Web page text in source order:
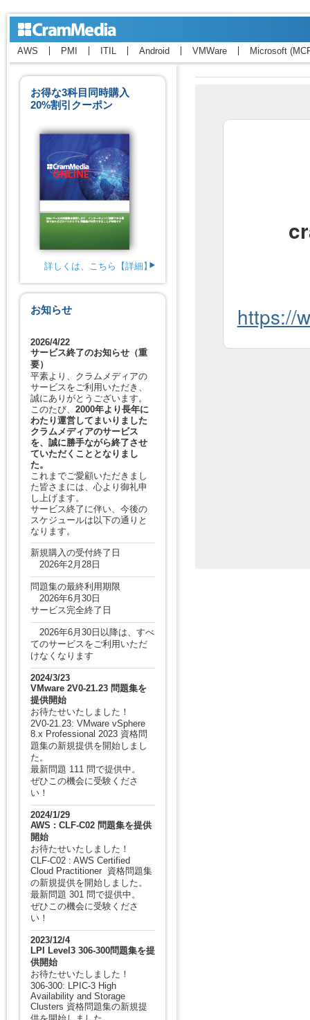
AWS PMI ITIL Android VMWare Microsoft
お得な3科目同時購入
20%割引クーポン
詳しくは、こちら【詳細】
お知らせ
2026/4/22
サービス終了のお知らせ（重
要）
平素より、クラムメディアの
サービスをご利用いただき、
誠にありがとうございます。
このたび、 2000年より長年に
わたり運営してまいりました
クラムメディアのサービス
を、誠に勝手ながら終了させ
ていただくこととなりまし
た。
これまでご愛顧いただきまし
た皆さまには、心より御礼申
し上げます。
サービス終了に伴い、今後の
スケジュールは以下の通りと
なります。
新規購入の受付終了日
2026年2月28日
問題集の最終利用期限
2026年6月30日
サービス完全終了日
2026年6月30日以降は、すべ
てのサービスをご利用いただ
けなくなります
2024/3/23
VMware 2V0-21.23 問題集を
提供開始
お待たせいたしました！
2V0-21.23: VMware vSphere
8.x Professional 2023 資格問
題集の新規提供を開始しまし
た。
最新問題 111 問で提供中。
ぜひこの機会に受験くださ
い！
2024/1/29
AWS : CLF-C02 問題集を提供
開始
お待たせいたしました！
CLF-C02 : AWS Certified
Cloud Practitioner 資格問題集
の新規提供を開始しました。
最新問題 301 問で提供中。
ぜひこの機会に受験くださ
い！
2023/12/4
LPI Level3 306-300問題集を提
供開始
お待たせいたしました！
306-300: LPIC-3 High
Availability and Storage
Clusters 資格問題集の新規提